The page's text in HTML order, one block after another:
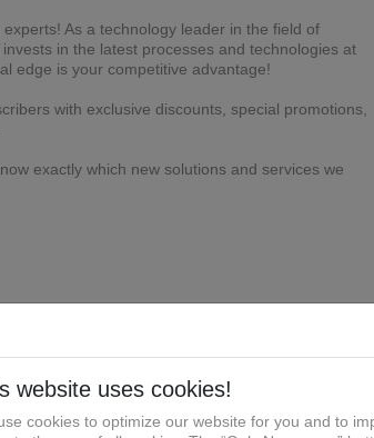
As a technology leader in the field of
in the latest processes and technologies at
edge is your competitive advantage!
with exclusive discounts, special promotions,
exactly which new solutions and services we